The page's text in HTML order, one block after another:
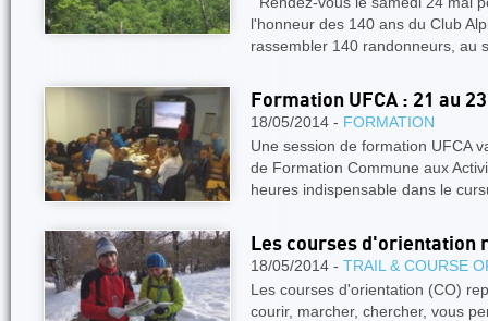
l'honneur des 140 ans du Club
rassembler 140 randonneurs, au
Formation UFCA : 21 au
18/05/2014 - FORMATION
Une session de formation UFCA
de Formation Commune aux
heures indispensable dans le
Les courses d'orientation
18/05/2014 - TRAIL & COURSE
Les courses d'orientation (CO)
courir, marcher, chercher, vous